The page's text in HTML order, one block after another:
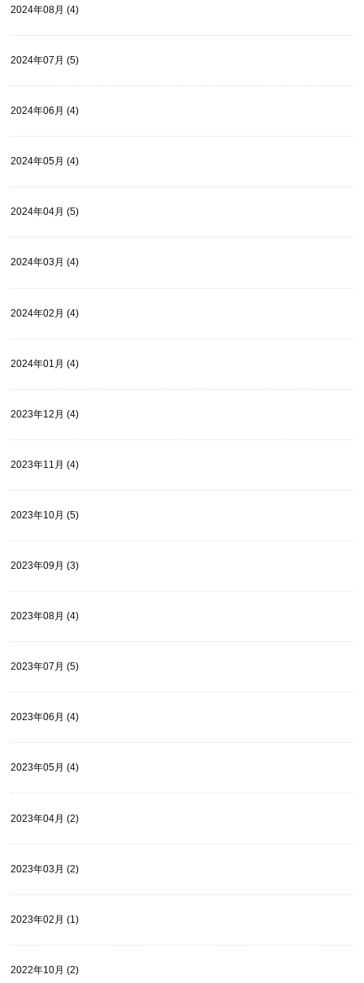
2024年08月 (4)
2024年07月 (5)
2024年06月 (4)
2024年05月 (4)
2024年04月 (5)
2024年03月 (4)
2024年02月 (4)
2024年01月 (4)
2023年12月 (4)
2023年11月 (4)
2023年10月 (5)
2023年09月 (3)
2023年08月 (4)
2023年07月 (5)
2023年06月 (4)
2023年05月 (4)
2023年04月 (2)
2023年03月 (2)
2023年02月 (1)
2022年10月 (2)